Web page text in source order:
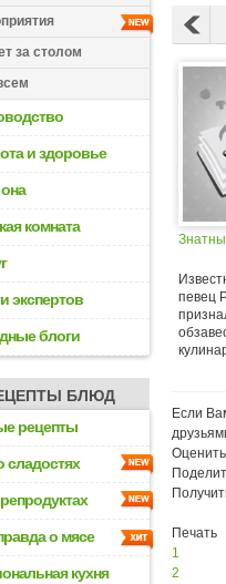
за столом
и здоровье
комната
экспертов
блоги
БЛЮД
рецепты
сладостях
о мясе
кухня
певец
Если
Оценить
Печать
1
2